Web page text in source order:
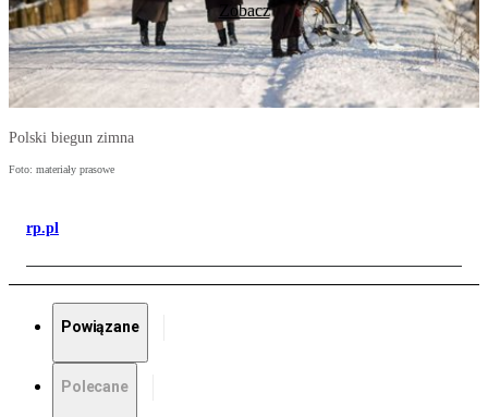
Zobacz
Polski biegun zimna
Foto: materiały prasowe
rp.pl
Powiązane
Polecane